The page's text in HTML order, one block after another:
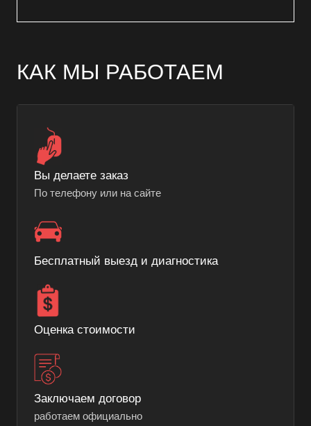
КАК МЫ РАБОТАЕМ
Вы делаете заказ
По телефону или на сайте
Бесплатный выезд и диагностика
Оценка стоимости
Заключаем договор
работаем официально